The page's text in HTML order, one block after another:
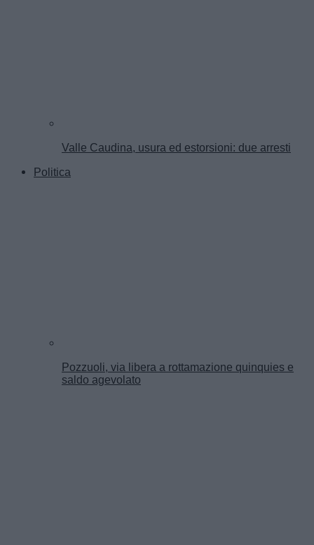
Valle Caudina, usura ed estorsioni: due arresti
Politica
Pozzuoli, via libera a rottamazione quinquies e
saldo agevolato